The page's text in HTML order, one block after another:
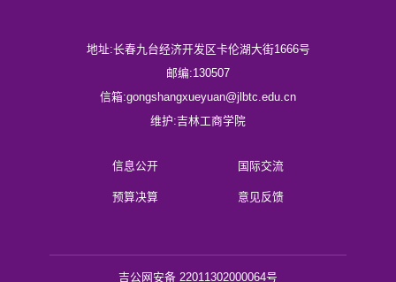
地址:长春九台经济开发区卡伦湖大街1666号
邮编:130507
信箱:gongshangxueyuan@jlbtc.edu.cn
维护:吉林工商学院
信息公开 国际交流
预算决算 意见反馈
吉公网安备 22011302000064号